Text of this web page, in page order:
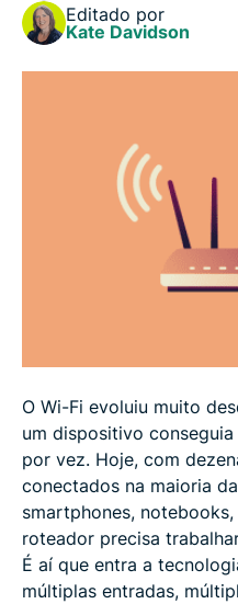
Tipos de configurações
Perguntas frequentes
Editado por
Kate Davidson
O Wi-Fi evoluiu muito
um dispositivo
por vez. Hoje, com
conectados na maioria
smartphones,
roteador precisa
É aí que entra a
múltiplas entradas,